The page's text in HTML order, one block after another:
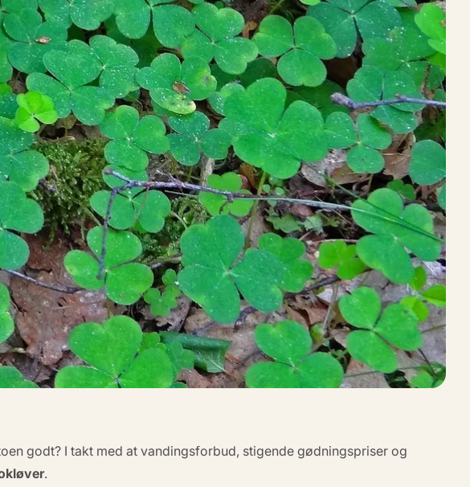
godt? I takt med at vandingsforbud, stigende gødningspriser og
.